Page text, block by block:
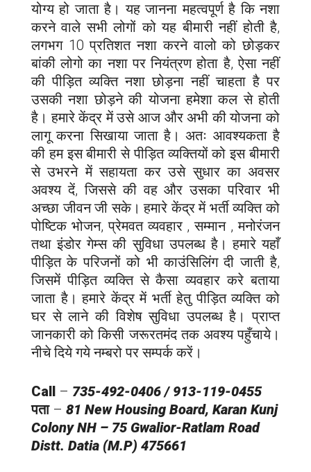
योग्य हो जाता है। यह जानना महत्वपूर्ण है कि नशा
करने वाले सभी लोगों को यह बीमारी नहीं होती है,
लगभग 10 प्रतिशत नशा करने वालो को छोड़कर
बांकी लोगो का नशा पर नियंत्रण होता है, ऐसा नहीं
की पीड़ित व्यक्ति नशा छोड़ना नहीं चाहता है पर
उसकी नशा छोड़ने की योजना हमेशा कल से होती
है। हमारे केंद्र में उसे आज और अभी की योजना को
लागू करना सिखाया जाता है। अतः आवश्यकता है
की हम इस बीमारी से पीड़ित व्यक्तियों को इस बीमारी
से उभरने में सहायता कर उसे सुधार का अवसर
अवश्य दें, जिससे की वह और उसका परिवार भी
अच्छा जीवन जी सके। हमारे केंद्र में भर्ती व्यक्ति को
पोष्टिक भोजन, प्रेमवत व्यवहार , सम्मान , मनोरंजन
तथा इंडोर गेम्स की सुविधा उपलब्ध है। हमारे यहाँ
पीड़ित के परिजनों को भी काउंसिलिंग दी जाती है,
जिसमें पीड़ित व्यक्ति से कैसा व्यवहार करे बताया
जाता है। हमारे केंद्र में भर्ती हेतु पीड़ित व्यक्ति को
घर से लाने की विशेष सुविधा उपलब्ध है। प्राप्त
जानकारी को किसी जरूरतमंद तक अवश्य पहुँचाये।
नीचे दिये गये नम्बरो पर सम्पर्क करें।
Call – 735-492-0406 / 913-119-0455
पता– 81 New Housing Board, Karan Kunj
Colony NH – 75 Gwalior-Ratlam Road
Distt. Datia (M.P) 475661